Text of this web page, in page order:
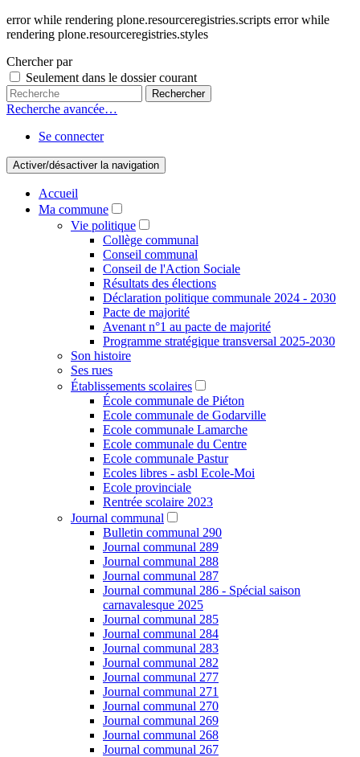
error while rendering plone.resourceregistries.scripts error while
rendering plone.resourceregistries.styles
Chercher par
Seulement dans le dossier courant
Recherche avancée…
Se connecter
Activer/désactiver la navigation
Accueil
Ma commune
Vie politique
Collège communal
Conseil communal
Conseil de l'Action Sociale
Résultats des élections
Déclaration politique communale 2024 - 2030
Pacte de majorité
Avenant n°1 au pacte de majorité
Programme stratégique transversal 2025-2030
Son histoire
Ses rues
Établissements scolaires
École communale de Piéton
Ecole communale de Godarville
Ecole communale Lamarche
Ecole communale du Centre
Ecole communale Pastur
Ecoles libres - asbl Ecole-Moi
Ecole provinciale
Rentrée scolaire 2023
Journal communal
Bulletin communal 290
Journal communal 289
Journal communal 288
Journal communal 287
Journal communal 286 - Spécial saison
carnavalesque 2025
Journal communal 285
Journal communal 284
Journal communal 283
Journal communal 282
Journal communal 277
Journal communal 271
Journal communal 270
Journal communal 269
Journal communal 268
Journal communal 267